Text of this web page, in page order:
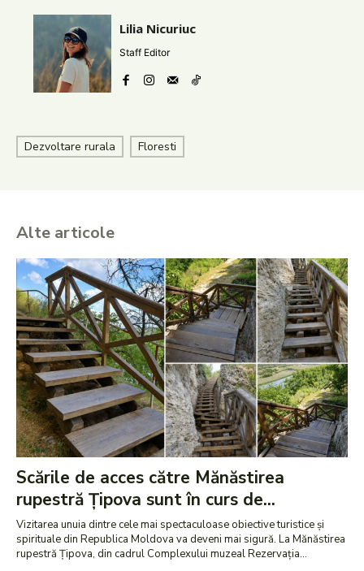
Lilia Nicuriuc
Staff Editor
Dezvoltare rurala Floresti
Alte articole
Scările de acces către Mănăstirea
rupestră Țipova sunt în curs de...
Vizitarea unuia dintre cele mai spectaculoase obiective turistice și
spirituale din Republica Moldova va deveni mai sigură. La Mănăstirea
rupestră Țipova, din cadrul Complexului muzeal Rezervația...